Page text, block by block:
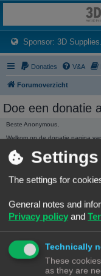
Het 3D print forum van de
Sponsor: 3D
Donaties V&A
Forumoverzicht
Doe een donatie
Beste Anonymous,
Welkom op de donatie pagina
Dank, Het beheer.
3dprintforum.eu
DONATIE STATISTIEKEN
We
The settings for
General notes and
Privacy policy and
Technically
These
as they are